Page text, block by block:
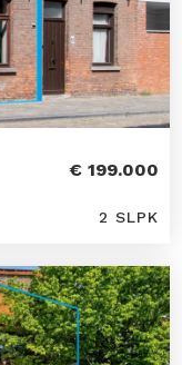
€ 199.000
2 SLPK